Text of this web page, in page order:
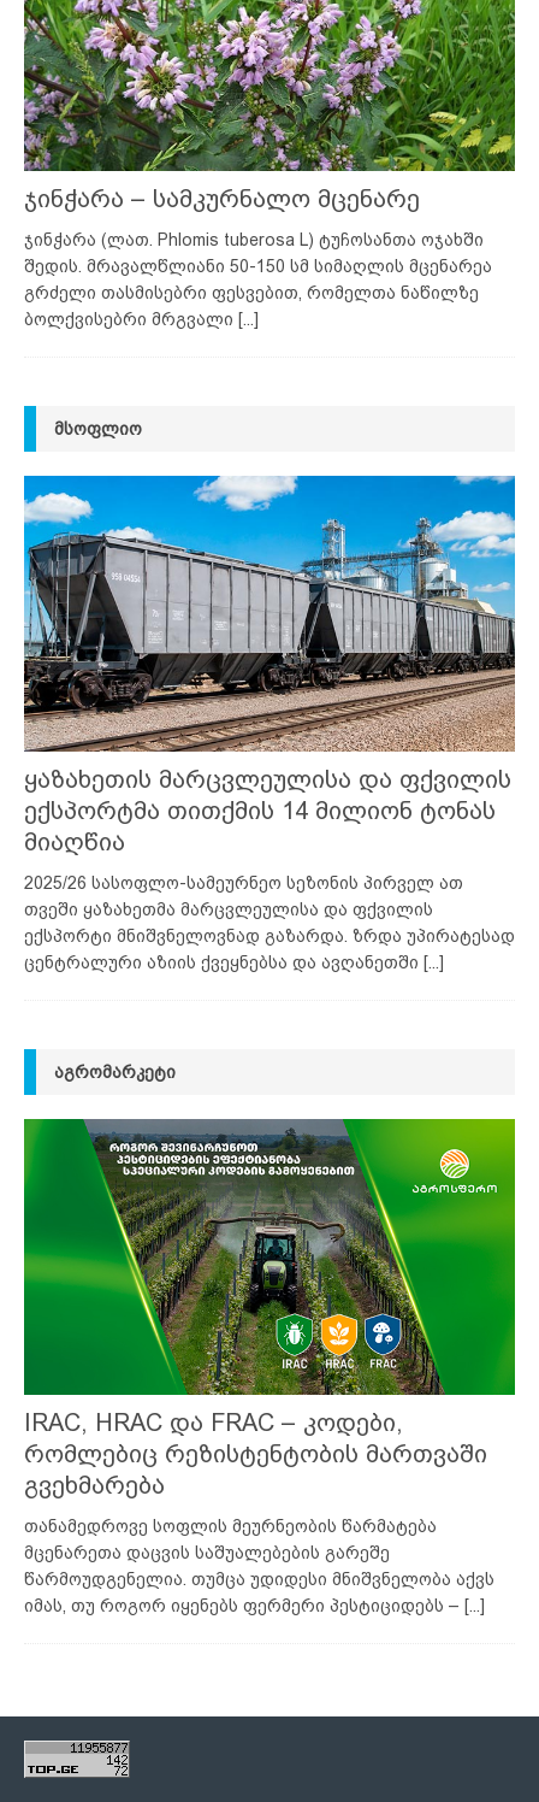
ჯინჭარა – სამკურნალო მცენარე
ჯინჭარა (ლათ. Phlomis tuberosa L) ტუჩოსანთა ოჯახში
შედის. მრავალწლიანი 50-150 სმ სიმაღლის მცენარეა
გრძელი თასმისებრი ფესვებით, რომელთა ნაწილზე
ბოლქვისებრი მრგვალი [...]
ᲛᲡᲝᲤᲚᲘᲝ
ყაზახეთის მარცვლეულისა და ფქვილის
ექსპორტმა თითქმის 14 მილიონ ტონას
მიაღწია
2025/26 სასოფლო-სამეურნეო სეზონის პირველ ათ
თვეში ყაზახეთმა მარცვლეულისა და ფქვილის
ექსპორტი მნიშვნელოვნად გაზარდა. ზრდა უპირატესად
ცენტრალური აზიის ქვეყნებსა და ავღანეთში [...]
ᲐᲒᲠᲝᲛᲐᲠᲙᲔᲢᲘ
IRAC, HRAC და FRAC – კოდები,
რომლებიც რეზისტენტობის მართვაში
გვეხმარება
თანამედროვე სოფლის მეურნეობის წარმატება
მცენარეთა დაცვის საშუალებების გარეშე
წარმოუდგენელია. თუმცა უდიდესი მნიშვნელობა აქვს
იმას, თუ როგორ იყენებს ფერმერი პესტიციდებს – [...]